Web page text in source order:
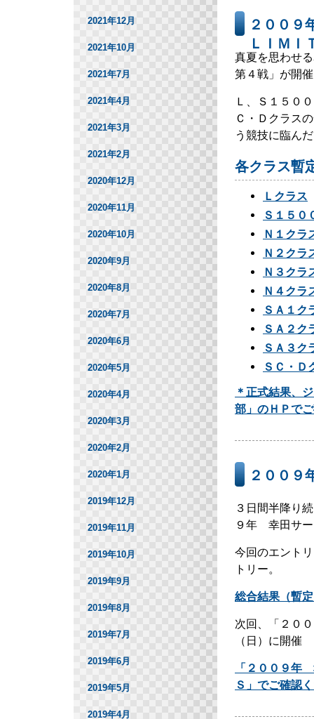
２００
ＬＩＭＩ
真夏を思わせ
第４戦」が開
Ｌ、Ｓ１５０
Ｃ・Ｄクラス
う競技に臨ん
各クラス暫
Ｌクラス
Ｓ１５０
Ｎ１クラ
Ｎ２クラ
Ｎ３クラ
Ｎ４クラ
ＳＡ１ク
ＳＡ２ク
ＳＡ３ク
ＳＣ・Ｄ
＊正式結果、
部」のＨＰで
２００
３日間半降り
９年 幸田サ
今回のエント
トリー。
総合結果（暫
次回、「２０
（日）に開催
「２００９年
Ｓ」でご確認
2021年12月
2021年10月
2021年7月
2021年4月
2021年3月
2021年2月
2020年12月
2020年11月
2020年10月
2020年9月
2020年8月
2020年7月
2020年6月
2020年5月
2020年4月
2020年3月
2020年2月
2020年1月
2019年12月
2019年11月
2019年10月
2019年9月
2019年8月
2019年7月
2019年6月
2019年5月
2019年4月